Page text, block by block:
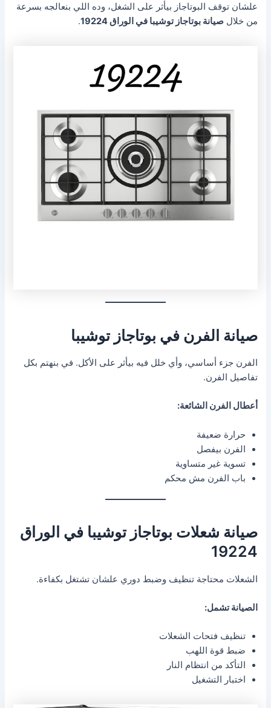
علشان توقف البوتاجاز بيأثر على الشغل، وده اللي بنعالجه بسرعة
من خلالصيانة بوتاجاز توشيبا في الوراق 19224 .
صيانة الفرن في بوتاجاز توشيبا
الفرن جزء أساسي، وأي خلل فيه بيأثر على الأكل. في بنهتم بكل
تفاصيل الفرن.
أعطال الفرن الشائعة:
حرارة ضعيفة
الفرن بيفصل
تسوية غير متساوية
باب الفرن مش محكم
صيانة شعلات بوتاجاز توشيبا في الوراق
19224
الشعلات محتاجة تنظيف وضبط دوري علشان تشتغل بكفاءة.
الصيانة تشمل:
تنظيف فتحات الشعلات
ضبط قوة اللهب
التأكد من انتظام النار
اختبار التشغيل